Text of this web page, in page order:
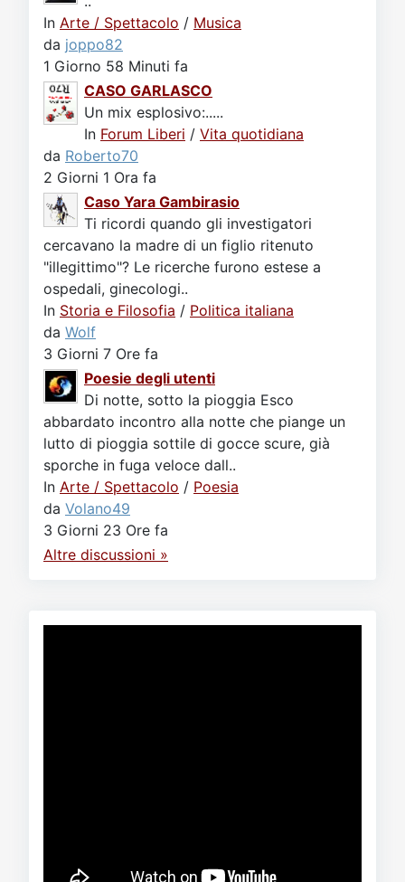
In Arte / Spettacolo / Musica
da joppo82
1 Giorno 58 Minuti fa
CASO GARLASCO
Un mix esplosivo:.....
In Forum Liberi / Vita quotidiana
da Roberto70
2 Giorni 1 Ora fa
Caso Yara Gambirasio
Ti ricordi quando gli investigatori
cercavano la madre di un figlio ritenuto
"illegittimo"? Le ricerche furono estese a
ospedali, ginecologi..
In Storia e Filosofia / Politica italiana
da Wolf
3 Giorni 7 Ore fa
Poesie degli utenti
Di notte, sotto la pioggia Esco
abbardato incontro alla notte che piange un
lutto di pioggia sottile di gocce scure, già
sporche in fuga veloce dall..
In Arte / Spettacolo / Poesia
da Volano49
3 Giorni 23 Ore fa
Altre discussioni »